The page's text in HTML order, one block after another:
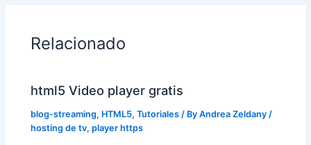
Relacionado
html5 Video player gratis
blog-streaming, HTML5,Tutoriales / ByAndrea Zeldany/
hosting de tv,player https